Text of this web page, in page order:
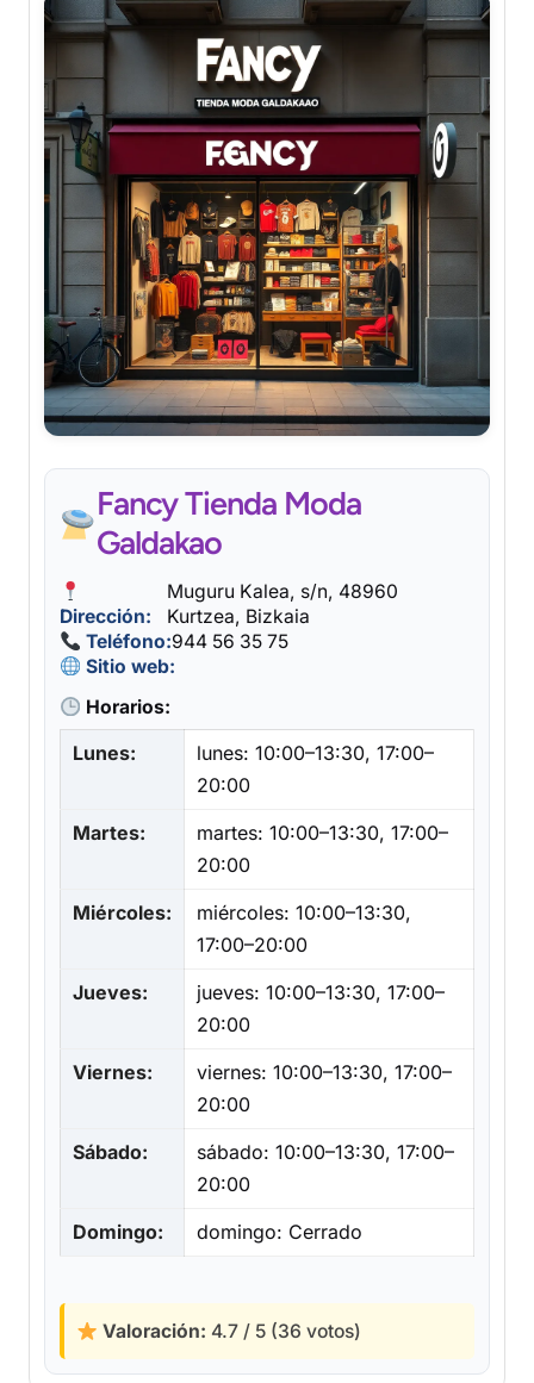
Fancy Tienda Moda
Galdakao
Dirección:
Muguru Kalea, s/n, 48960
Kurtzea, Bizkaia
Teléfono:944 56 35 75
Sitio web:
Horarios:
Lunes:
lunes: 10:00–13:30, 17:00–
20:00
Martes:
martes: 10:00–13:30, 17:00–
20:00
Miércoles:
miércoles: 10:00–13:30,
17:00–20:00
Jueves:
jueves: 10:00–13:30, 17:00–
20:00
Viernes:
viernes: 10:00–13:30, 17:00–
20:00
Sábado:
sábado: 10:00–13:30, 17:00–
20:00
Domingo:
domingo: Cerrado
Valoración: 4.7 / 5 (36 votos)